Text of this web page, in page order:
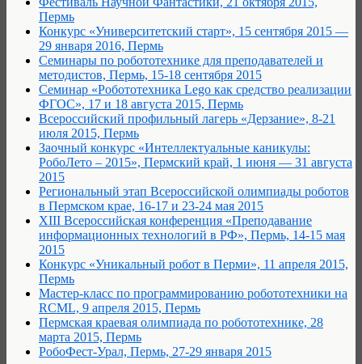
Пермь
Конкурс «Университетский старт», 15 сентября 2015 —
29 января 2016, Пермь
Семинары по робототехнике для преподавателей и
методистов, Пермь, 15-18 сентября 2015
Семинар «Робототехника Lego как средство реализации
ФГОС», 17 и 18 августа 2015, Пермь
Всероссийский профильный лагерь «Дерзание», 8-21
июля 2015, Пермь
Заочный конкурс «Интеллектуальные каникулы:
РобоЛето – 2015», Пермский край, 1 июня — 31 августа
2015
Региональный этап Всероссийской олимпиады роботов
в Пермском крае, 16-17 и 23-24 мая 2015
XIII Всероссийская конференция «Преподавание
информационных технологий в РФ», Пермь, 14-15 мая
2015
Конкурс «Уникальный робот в Перми», 11 апреля 2015,
Пермь
Мастер-класс по программированию робототехники на
RCML, 9 апреля 2015, Пермь
Пермская краевая олимпиада по робототехнике, 28
марта 2015, Пермь
РобоФест-Урал, Пермь, 27-29 января 2015